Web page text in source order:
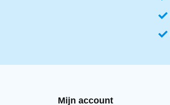
Mijn account